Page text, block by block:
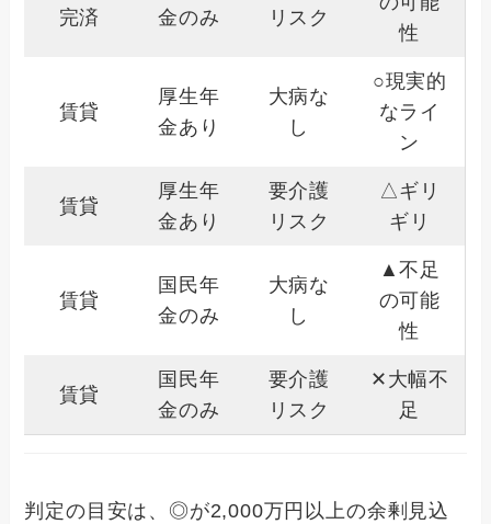
完済
金のみ
リスク
性
賃貸
厚生年
金あり
大病な
し
○現実的
なライ
ン
賃貸
厚生年
金あり
要介護
リスク
△ギリ
ギリ
賃貸
国民年
金のみ
大病な
し
▲不足
の可能
性
賃貸
国民年
金のみ
要介護
リスク
✕大幅不
足
判定の目安は、◎が2,000万円以上の余剰見込